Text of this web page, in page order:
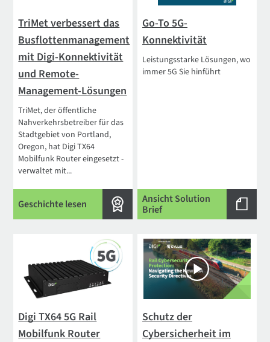
TriMet verbessert das
Busflottenmanagement
mit Digi-Konnektivität
und Remote-
Management-Lösungen
TriMet, der öffentliche
Nahverkehrsbetreiber für das
Stadtgebiet von Portland,
Oregon, hat Digi TX64
Mobilfunk Router eingesetzt -
verwaltet mit...
Geschichte lesen
Go-To 5G-
Konnektivität
Leistungsstarke Lösungen, wo
immer 5G Sie hinführt
Ansicht Solution
Brief
Digi TX64 5G Rail
Mobilfunk Router
Schutz der
Cybersicherheit im